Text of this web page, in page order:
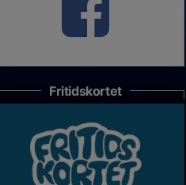
Fritidskortet